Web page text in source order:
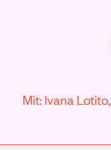
Mit: Ivana Lotito,